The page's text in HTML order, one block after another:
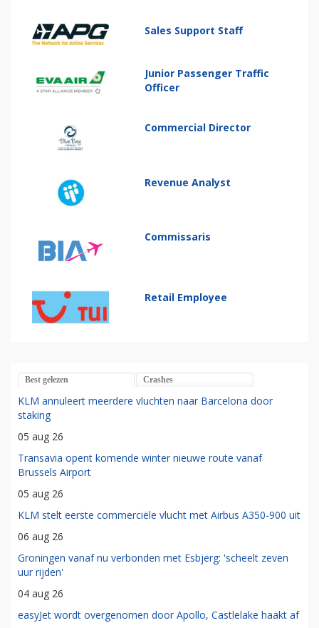
Sales Support Staff
Junior Passenger Traffic
Officer
Commercial Director
Revenue Analyst
Commissaris
Retail Employee
Best gelezen Crashes
KLM annuleert meerdere vluchten naar Barcelona door
staking
05 aug 26
Transavia opent komende winter nieuwe route vanaf
Brussels Airport
05 aug 26
KLM stelt eerste commerciële vlucht met Airbus A350-900 uit
06 aug 26
Groningen vanaf nu verbonden met Esbjerg: 'scheelt zeven
uur rijden'
04 aug 26
easyJet wordt overgenomen door Apollo, Castlelake haakt af